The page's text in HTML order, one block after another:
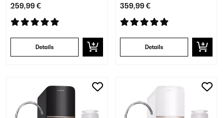
259,99 €
Details
359,99 €
Details